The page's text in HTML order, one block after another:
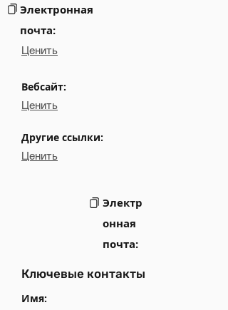
Электронная
почта:
Ценить
Вебсайт:
Ценить
Другие ссылки:
Ценить
Электр
онная
почта:
Ключевые контакты
Имя: